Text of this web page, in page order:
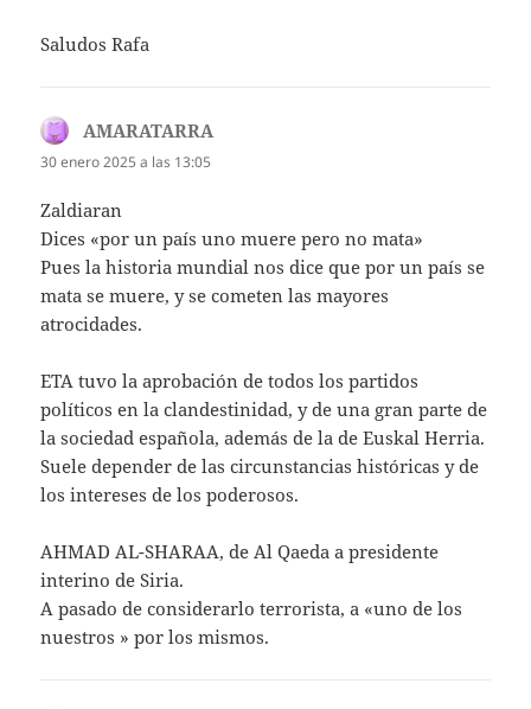
Saludos Rafa
AMARATARRA
30 enero 2025 a las 13:05
Zaldiaran
Dices «por un país uno muere pero no mata»
Pues la historia mundial nos dice que por un país se
mata se muere, y se cometen las mayores
atrocidades.
ETA tuvo la aprobación de todos los partidos
políticos en la clandestinidad, y de una gran parte de
la sociedad española, además de la de Euskal Herria.
Suele depender de las circunstancias históricas y de
los intereses de los poderosos.
AHMAD AL-SHARAA, de Al Qaeda a presidente
interino de Siria.
A pasado de considerarlo terrorista, a «uno de los
nuestros » por los mismos.